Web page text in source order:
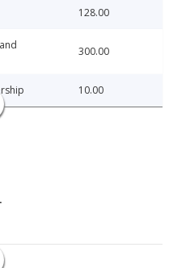
128.00
300.00
10.00